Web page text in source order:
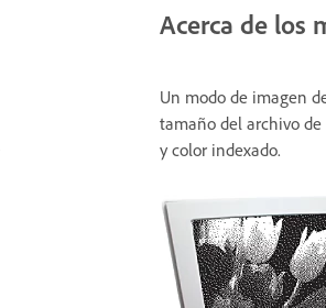
Acerca de los
Un modo de imagen
tamaño del archivo de
y color indexado.